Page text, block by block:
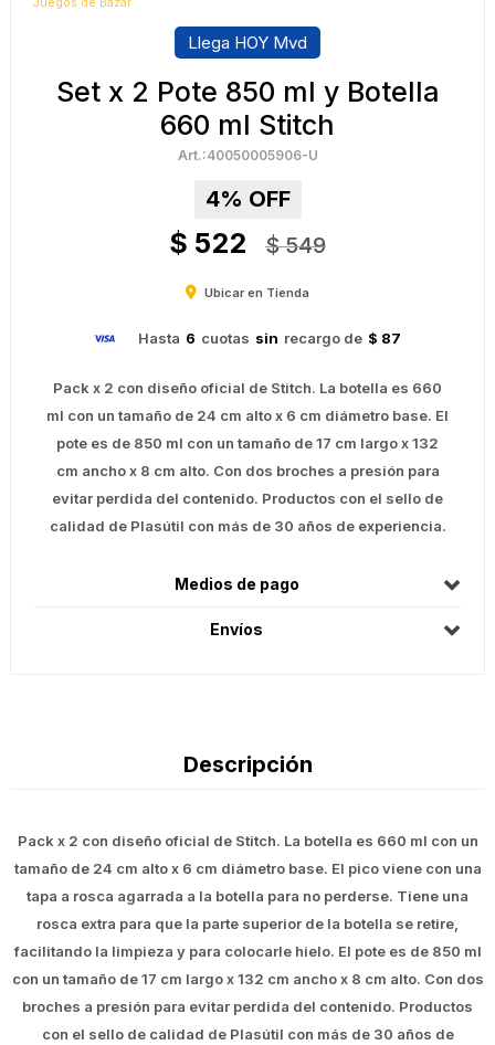
Juegos de Bazar
Llega HOY Mvd
Set x 2 Pote 850 ml y Botella
660 ml Stitch
40050005906-U
4
$ 522 $ 549
Ubicar en Tienda
Hasta 6 cuotas sin recargo de $ 87
Pack x 2 con diseño oficial de Stitch. La botella es 660
ml con un tamaño de 24 cm alto x 6 cm diámetro base. El
pote es de 850 ml con un tamaño de 17 cm largo x 132
cm ancho x 8 cm alto. Con dos broches a presión para
evitar perdida del contenido. Productos con el sello de
calidad de Plasútil con más de 30 años de experiencia.
Medios de pago
Envíos
Descripción
Pack x 2 con diseño oficial de Stitch. La botella es 660 ml con un
tamaño de 24 cm alto x 6 cm diámetro base. El pico viene con una
tapa a rosca agarrada a la botella para no perderse. Tiene una
rosca extra para que la parte superior de la botella se retire,
facilitando la limpieza y para colocarle hielo. El pote es de 850 ml
con un tamaño de 17 cm largo x 132 cm ancho x 8 cm alto. Con dos
broches a presión para evitar perdida del contenido. Productos
con el sello de calidad de Plasútil con más de 30 años de